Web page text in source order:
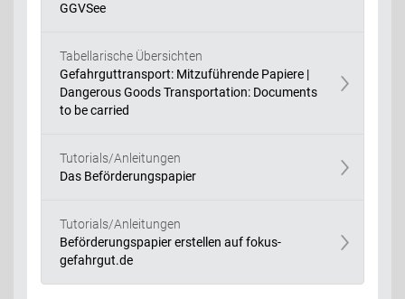
GGVSee
Tabellarische Übersichten
Gefahrguttransport: Mitzuführende Papiere |
Dangerous Goods Transportation: Documents
to be carried
Tutorials/Anleitungen
Das Beförderungspapier
Tutorials/Anleitungen
Beförderungspapier erstellen auf fokus-
gefahrgut.de